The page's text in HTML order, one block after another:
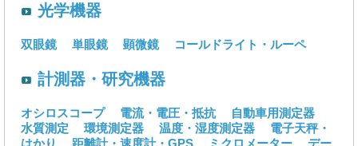
光学機器
双眼鏡 単眼鏡 顕微鏡 コールドライト・ルーペ
計測器・研究機器
オシロスコープ 電流・電圧・抵抗
自動車用測定器
水質測定
環境測定器 温度・湿度測定器
電子天秤・
はかり
距離計・速度計・GPS ミクロメーター
デー